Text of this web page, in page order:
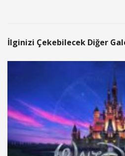
İlginizi Çekebilecek Diğer